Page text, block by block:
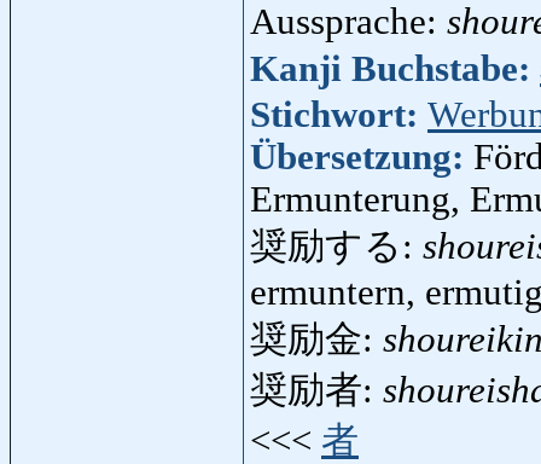
Aussprache:
Kanji Buchstabe:
Stichwort:
Übersetzung:
Ermunterung,
奨励する:
ermuntern,
奨励金:
奨励者:
<<< 者